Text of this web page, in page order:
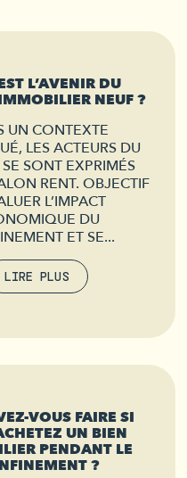
L’AVENIR DU
NEUF ?
UN CONTEXTE
LES ACTEURS DU
SONT EXPRIMÉS
RENT. OBJECTIF
L’IMPACT
DU
ET SE...
LIRE PLUS
VOUS FAIRE SI
UN BIEN
PENDANT LE
?